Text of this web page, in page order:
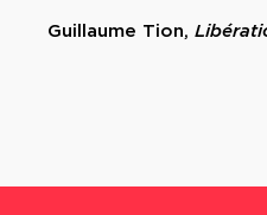
Guillaume Tion,